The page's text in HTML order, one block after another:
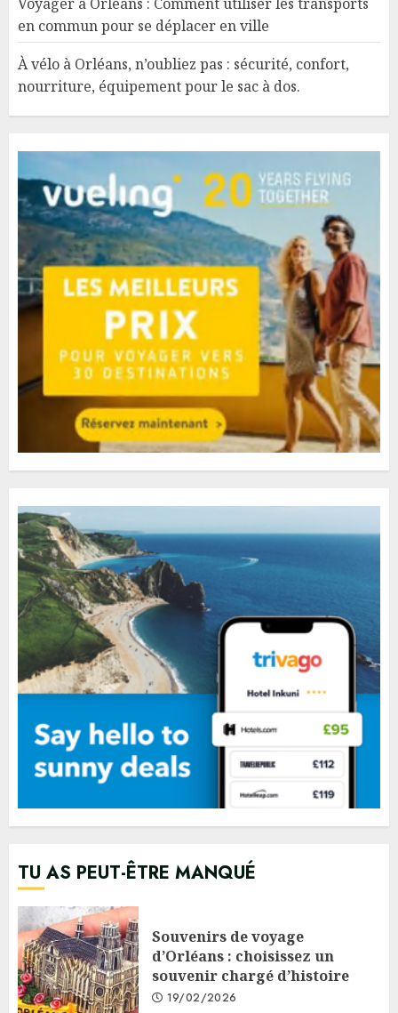
en commun pour se déplacer en ville
À vélo à Orléans, n’oubliez pas : sécurité, confort,
nourriture, équipement pour le sac à dos.
TU AS PEUT-ÊTRE MANQUÉ
Souvenirs de voyage
d’Orléans : choisissez un
souvenir chargé d’histoire
19/02/2026